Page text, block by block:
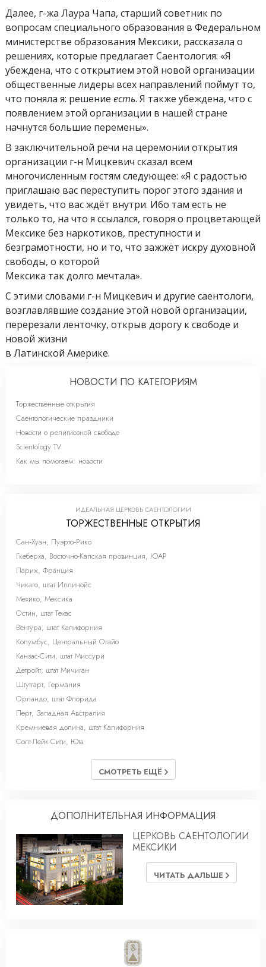
Далее, г-жа Лаура Чапа, cтарший советник по
вопросам специального образования в Федеральном
министерстве образования Мексики, рассказала о
решениях, которые предлагает Саентология: «Я
убеждена, что с открытием этой новой организации
общественные лидеры всех направлений поймут то,
что поняла я: решение есть. Я также убеждена, что с
появлением этой организации в нашей стране
начнутся большие перемены».
В заключительной речи на церемонии открытия
организации г-н Мицкевич сказал всем
многочисленным гостям следующее: «Я с радостью
приглашаю вас переступить порог этого здания и
увидеть, что вас ждёт внутри. Ибо там есть не
только то, на что я ссылался, говоря о процветающей
Мексике без наркотиков, преступности и
безграмотности, но и то, что зажжёт искру духовной
свободы, о которой
Мексика так долго мечтала».
С этими словами г-н Мицкевич и другие саентологи,
возглавлявшие создание этой новой организации,
перерезали ленточку, открыв дорогу к свободе и
новой жизни
в Латинской Америке.
НОВОСТИ ПО КАТЕГОРИЯМ
Торжественные открытия
Саентологические праздники
Новости о религиозной свободе
Scientology TV
Как мы помогаем: новости
ИДЕАЛЬНАЯ ЦЕРКОВЬ САЕНТОЛОГИИ
ТОРЖЕСТВЕННЫЕ ОТКРЫТИЯ
Сан‑Хуан, Пуэрто‑Рико
Гкеберха, Восточно-Капская провинция, ЮАР
Париж, Франция
Чикаго, штат Иллинойс
Мехико, Мексика
Остин, штат Техас
Вентура, штат Калифорния
Колумбус, Центральный Огайо
Канзас-Сити, штат Миссури
Детройт, штат Мичиган
Штутгарт, Германия
Орландо, штат Флорида
Перт, Западная Австралия
Кремниевая долина, штат Калифорния
Солт-Лейк-Cити, Юта
СМОТРЕТЬ ЕЩЁ
ДОПОЛНИТЕЛЬНАЯ ИНФОРМАЦИЯ
ЦЕРКОВЬ САЕНТОЛОГИИ
МЕКСИКИ
ЧИТАТЬ ДАЛЬШЕ